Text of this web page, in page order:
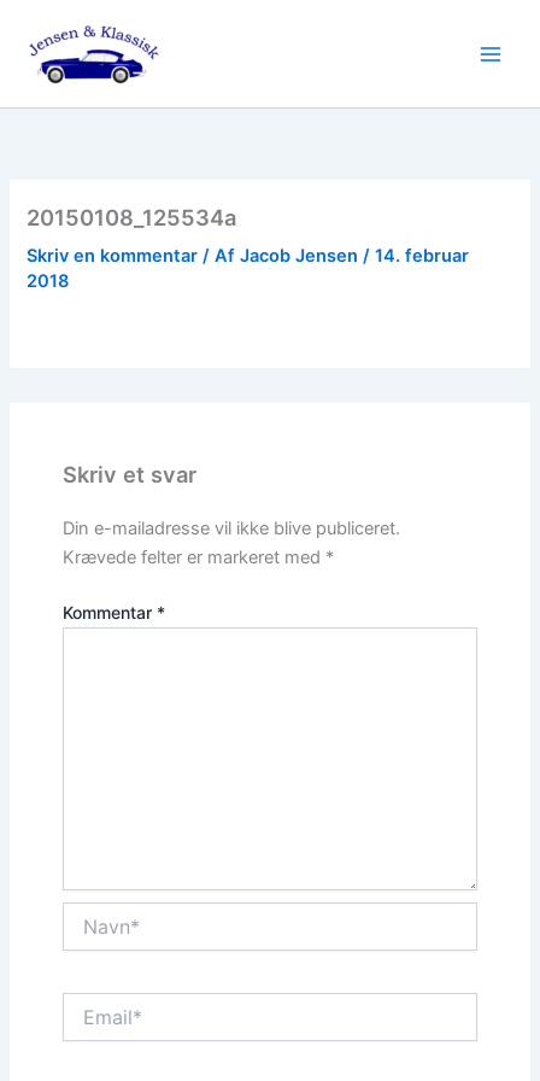
indholdet
20150108_125534a
Skriv en kommentar / AfJacob Jensen/14. februar
2018
Skriv et svar
Din e-mailadresse vil ikke blive publiceret.
Krævede felter er markeret med *
Kommentar *